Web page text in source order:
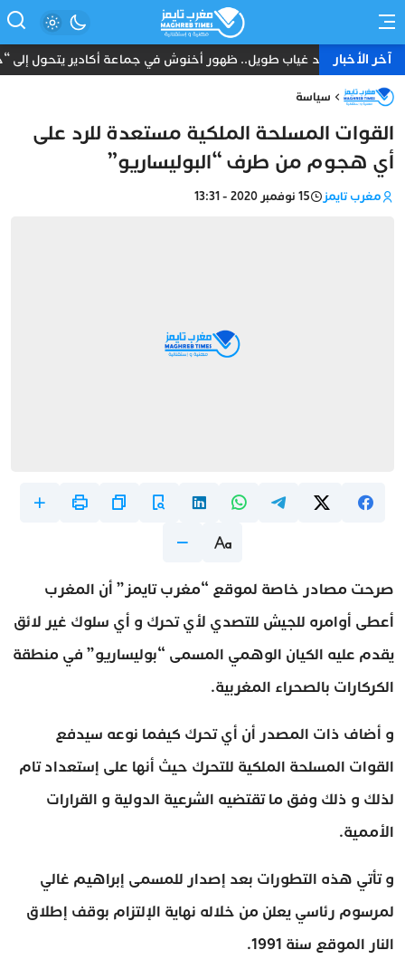
آخر الأخباربعد غياب طويل.. ظهور أخنوش في جماعة أكادير يتحول إلى
سياسة
القوات المسلحة الملكية مستعدة للرد على
أي هجوم من طرف “البوليساريو”
مغرب تايمز 15 نوفمبر 2020 - 13:31
صرحت مصادر خاصة لموقع “مغرب تايمز” أن المغرب
أعطى أوامره للجيش للتصدي لأي تحرك و أي سلوك غير لائق
يقدم عليه الكيان الوهمي المسمى “بوليساريو” في منطقة
الكركارات بالصحراء المغربية.
و أضاف ذات المصدر أن أي تحرك كيفما نوعه سيدفع
القوات المسلحة الملكية للتحرك حيث أنها على إستعداد تام
لذلك و ذلك وفق ما تقتضيه الشرعية الدولية و القرارات
الأممية.
و تأتي هذه التطورات بعد إصدار للمسمى إبراهيم غالي
لمرسوم رئاسي يعلن من خلاله نهاية الإلتزام بوقف إطلاق
النار الموقع سنة 1991.